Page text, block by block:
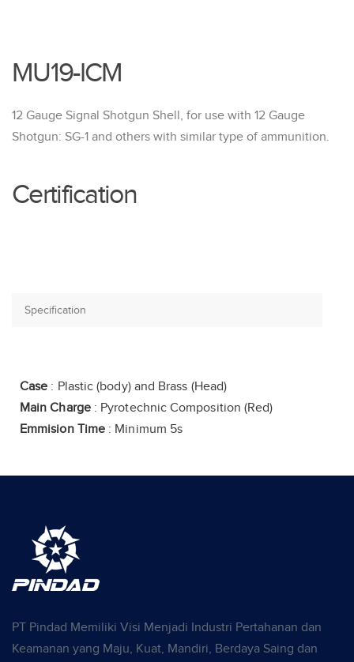
MU19-ICM
12 Gauge Signal Shotgun Shell, for use with 12 Gauge
Shotgun: SG-1 and others with similar type of ammunition.
Certification
Case : Plastic (body) and Brass (Head)
Main Charge: Pyrotechnic Composition (Red)
Emmision Time : Minimum 5s
PT Pindad Memiliki Visi Menjadi Industri Pertahanan dan
Keamanan yang Maju, Kuat, Mandiri, Berdaya Saing dan